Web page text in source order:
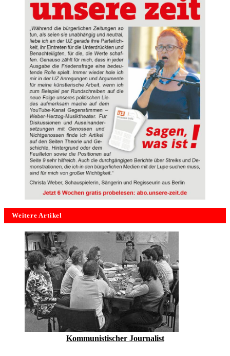
Weitere Artikel
Kommunistischer Journalist